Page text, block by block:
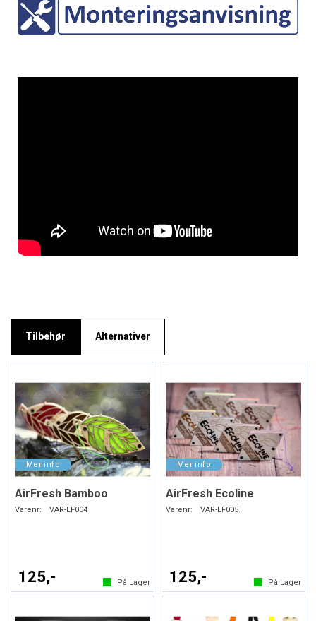
Tilbehør Alternativer
AirFresh Bamboo
Varenr: VAR-LF004
125,- På Lager
AirFresh Ecoline
Varenr: VAR-LF005
125,- På Lager